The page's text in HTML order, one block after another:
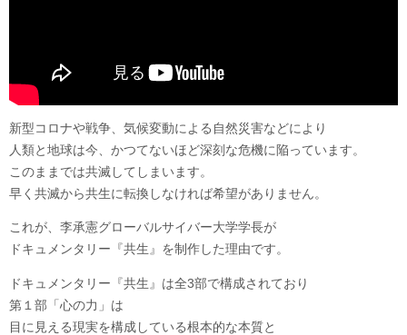
新型コロナや戦争、気候変動による自然災害などにより
人類と地球は今、かつてないほど深刻な危機に陥っています。
このままでは共滅してしまいます。
早く共滅から共生に転換しなければ希望がありません。
これが、李承憲グローバルサイバー大学学長が
ドキュメンタリー『共生』を制作した理由です。
ドキュメンタリー『共生』は全3部で構成されており
第１部「心の力」は
目に見える現実を構成している根本的な本質と